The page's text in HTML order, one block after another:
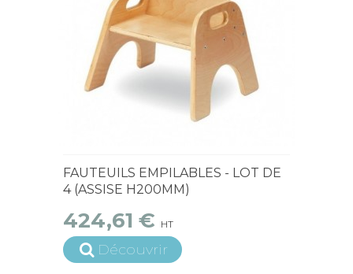
FAUTEUILS EMPILABLES - LOT DE
4 (ASSISE H200MM)
424,61 € HT
Découvrir